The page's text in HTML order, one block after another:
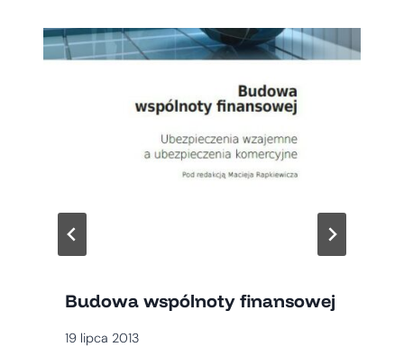
Budowa wspólnoty finansowej
19 lipca 2013